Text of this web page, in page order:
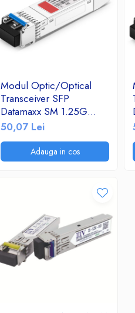
Modul Optic/Optical
Transceiver SFP
Datamaxx SM 1.25G
1310nm LC Duplex 20Km
50,07 Lei
Adauga in cos